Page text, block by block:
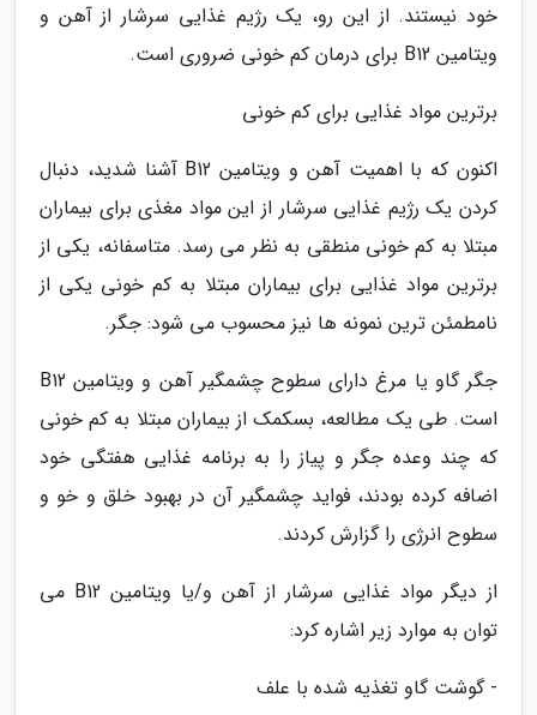
خود نیستند. از این رو، یک رژیم غذایی سرشار از آهن و
ویتامین B12 برای درمان کم خونی ضروری است.
برترین مواد غذایی برای کم خونی
اکنون که با اهمیت آهن و ویتامین B12 آشنا شدید، دنبال
کردن یک رژیم غذایی سرشار از این مواد مغذی برای بیماران
مبتلا به کم خونی منطقی به نظر می رسد. متاسفانه، یکی از
برترین مواد غذایی برای بیماران مبتلا به کم خونی یکی از
نامطمئن ترین نمونه ها نیز محسوب می شود: جگر.
جگر گاو یا مرغ دارای سطوح چشمگیر آهن و ویتامین B12
است. طی یک مطالعه، بسکمک از بیماران مبتلا به کم خونی
که چند وعده جگر و پیاز را به برنامه غذایی هفتگی خود
اضافه کرده بودند، فواید چشمگیر آن در بهبود خلق و خو و
سطوح انرژی را گزارش کردند.
از دیگر مواد غذایی سرشار از آهن و/یا ویتامین B12 می
توان به موارد زیر اشاره کرد:
- گوشت گاو تغذیه شده با علف